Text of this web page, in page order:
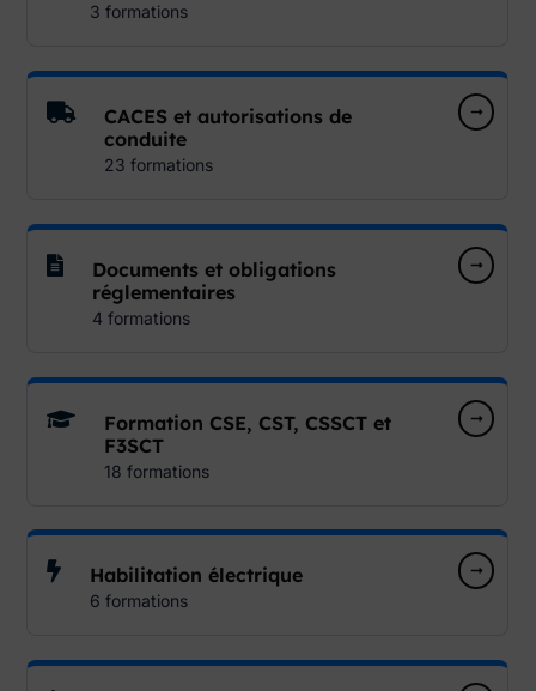
3 formations
CACES et autorisations de
conduite
23 formations
Documents et obligations
réglementaires
4 formations
Formation CSE, CST, CSSCT et
F3SCT
18 formations
Habilitation électrique
6 formations